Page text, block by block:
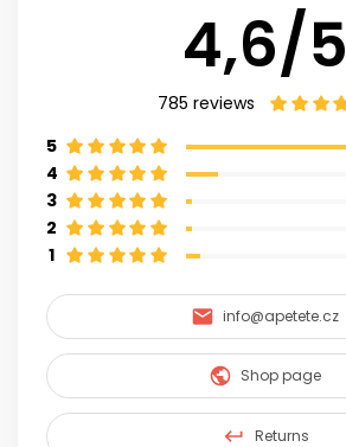
4,6/5
785 reviews
5
4
3
2
1
info@apetete.cz
Shop page
Returns